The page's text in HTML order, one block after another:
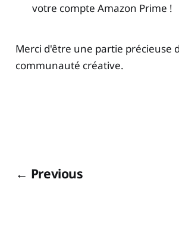
votre compte Amazon Prime !
Merci d'être une partie précieuse
communauté créative.
← Previous